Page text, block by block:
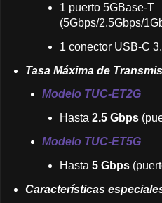
1 puerto 5GBase-T
(5Gbps/2.5Gbps/
1 conector USB-C
Tasa Máxima de
Modelo TUC-ET2G
Hasta 2.5 Gbps
Modelo TUC-ET5G
Hasta 5 Gbps
Características